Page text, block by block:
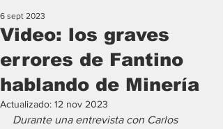
Video: los graves
errores de Fantino
hablando de Minería
6 sept 2023
Actualizado: 12 nov 2023
Durante una entrevista con Carlos